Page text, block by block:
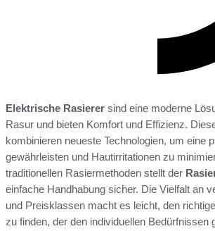
Elektrische Rasierer sind eine moderne
Rasur und bieten Komfort und Effizienz.
kombinieren neueste Technologien, um eine
gewährleisten und Hautirritationen zu
traditionellen Rasiermethoden stellt der
einfache Handhabung sicher. Die Vielfalt an
und Preisklassen macht es leicht, den
zu finden, der den individuellen Bedürfnissen